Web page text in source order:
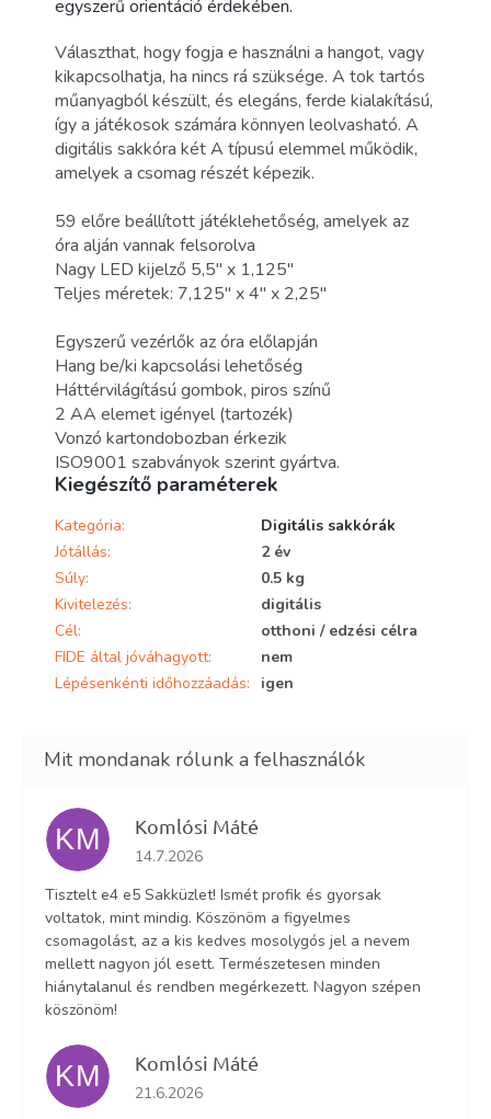
egyszerű orientáció érdekében.
Választhat, hogy fogja e használni a hangot, vagy
kikapcsolhatja, ha nincs rá szüksége. A tok tartós
műanyagból készült, és elegáns, ferde kialakítású,
így a játékosok számára könnyen leolvasható. A
digitális sakkóra két A típusú elemmel működik,
amelyek a csomag részét képezik.
59 előre beállított játéklehetőség, amelyek az
óra alján vannak felsorolva
Nagy LED kijelző 5,5" x 1,125"
Teljes méretek: 7,125" x 4" x 2,25"
Egyszerű vezérlők az óra előlapján
Hang be/ki kapcsolási lehetőség
Háttérvilágítású gombok, piros színű
2 AA elemet igényel (tartozék)
Vonzó kartondobozban érkezik
ISO9001 szabványok szerint gyártva.
Kiegészítő paraméterek
Kategória:
Digitális sakkórák
Jótállás:
2 év
Súly:
0.5 kg
Kivitelezés:
digitális
Cél:
otthoni / edzési célra
FIDE által jóváhagyott:
nem
Lépésenkénti időhozzáadás: igen
KM Komlósi Máté
Az áruház értékelése 5-ből 5 csillag.
14.7.2026
Tisztelt e4 e5 Sakküzlet! Ismét profik és gyorsak
voltatok, mint mindig. Köszönöm a figyelmes
csomagolást, az a kis kedves mosolygós jel a nevem
mellett nagyon jól esett. Természetesen minden
hiánytalanul és rendben megérkezett. Nagyon szépen
köszönöm!
KM Komlósi Máté
Az áruház értékelése 5-ből 5 csillag.
21.6.2026